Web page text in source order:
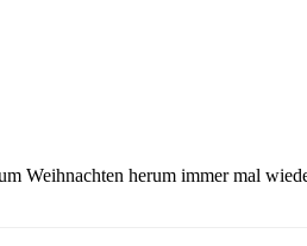
Weihnachten herum immer mal